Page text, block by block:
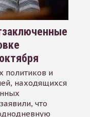
политиков и
находящихся
что